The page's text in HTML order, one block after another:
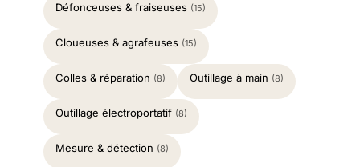
Défonceuses & fraiseuses (15)
Cloueuses & agrafeuses (15)
Colles & réparation (8) Outillage à main (8)
Outillage électroportatif (8)
Mesure & détection (8)